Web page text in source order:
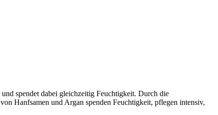
spendet dabei gleichzeitig Feuchtigkeit. Durch die
Hanfsamen und Argan spenden Feuchtigkeit, pflegen intensiv,